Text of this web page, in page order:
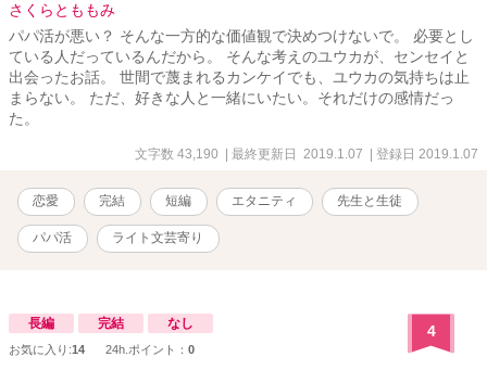
さくらとももみ
パパ活が悪い？ そんな一方的な価値観で決めつけないで。 必要とし
ている人だっているんだから。 そんな考えのユウカが、センセイと
出会ったお話。 世間で蔑まれるカンケイでも、ユウカの気持ちは止
まらない。 ただ、好きな人と一緒にいたい。それだけの感情だっ
た。
文字数 43,190 | 最終更新日 2019.1.07 | 登録日 2019.1.07
恋愛 完結 短編 エタニティ 先生と生徒
パパ活 ライト文芸寄り
長編 完結 なし
お気に入り:14 24h.ポイント： 0
4